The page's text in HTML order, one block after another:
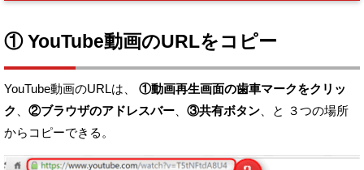
① YouTube動画のURLをコピー
YouTube動画のURLは、
①動画再生画面の歯車マークをクリッ
ク
②ブラウザのアドレスバー ③共有ボタン 、と ３つの場所
からコピーできる。